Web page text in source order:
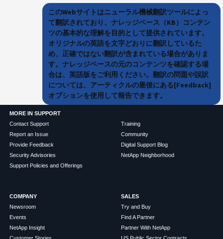
このWebサイトはニューラル機械翻訳ツールによっ
て翻訳されており、ナレッジベース（KB）コンテン
ツの基本的な理解を目的として提供されています。
オリジナルの英語を文字どおりに翻訳しているた
め、正確ではない翻訳が含まれている場合がありま
す。ナレッジベースの元のコンテンツを確認する場
合は、英語版をご利用ください。翻訳の問題や誤訳
については、アーティクルの最後にある[Feedback]
オプションを使用して報告できます。
MORE IN SUPPORT
Contact Support
Report an Issue
Provide Feedback
Security Advisories
Support Policies and Offerings
Training
Community
Digital Support Blog
NetApp Neighborhood
COMPANY
Newsroom
Events
NetApp Insight
SALES
Try and Buy
Find A Partner
Partner With NetApp